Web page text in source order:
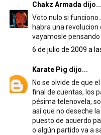
Chakz Armada dijo...
Voto nulo si
habra una revolucion
vayamosle
6 de julio de 2009 a
Karate Pig dijo...
No se olvide de que
final de cuentas, los
pésima telenovela,
así que no deseche
puesto de acuerdo
o algún partido va a